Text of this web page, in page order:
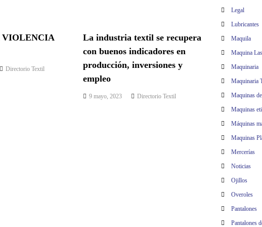
VIOLENCIA
Directorio Textil
La industria textil se recupera
con buenos indicadores en
producción, inversiones y
empleo
9 mayo, 2023 Directorio Textil
Legal
Lubricantes
Maquila
Maquina
Maquinaria
Maquinaria
Maquinas
Maquinas
Máquinas
Maquinas
Mercerías
Noticias
Ojillos
Overoles
Pantalones
Pantalones